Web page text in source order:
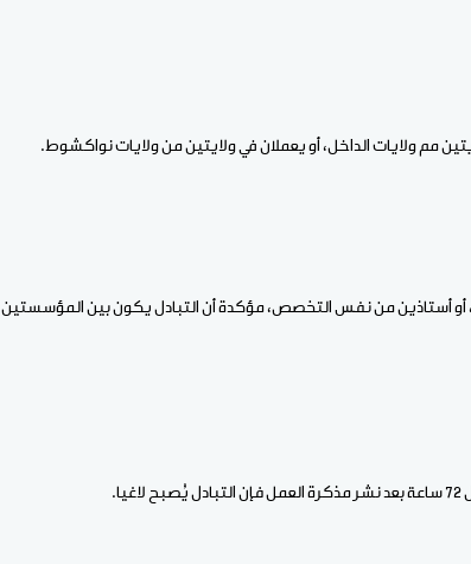
مم ولايات الداخل، أو يعملان في ولايتين من ولايات نواكشوط.
أستاذين من نفس التخصص، مؤكدة أن التبادل يكون بين المؤسستين